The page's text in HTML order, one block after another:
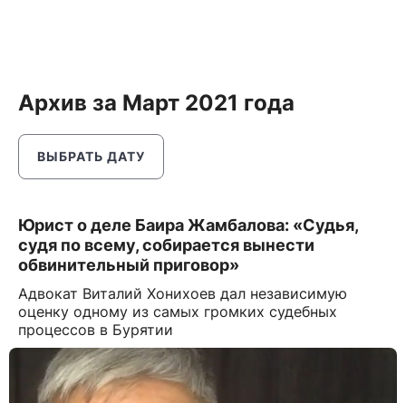
Архив за Март 2021 года
ВЫБРАТЬ ДАТУ
Юрист о деле Баира Жамбалова: «Судья,
судя по всему, собирается вынести
обвинительный приговор»
Адвокат Виталий Хонихоев дал независимую
оценку одному из самых громких судебных
процессов в Бурятии